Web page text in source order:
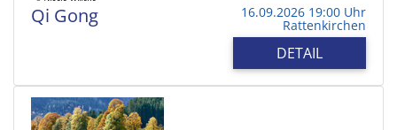
Qi Gong 16.09.2026 19:00 Uhr
Rattenkirchen
DETAIL